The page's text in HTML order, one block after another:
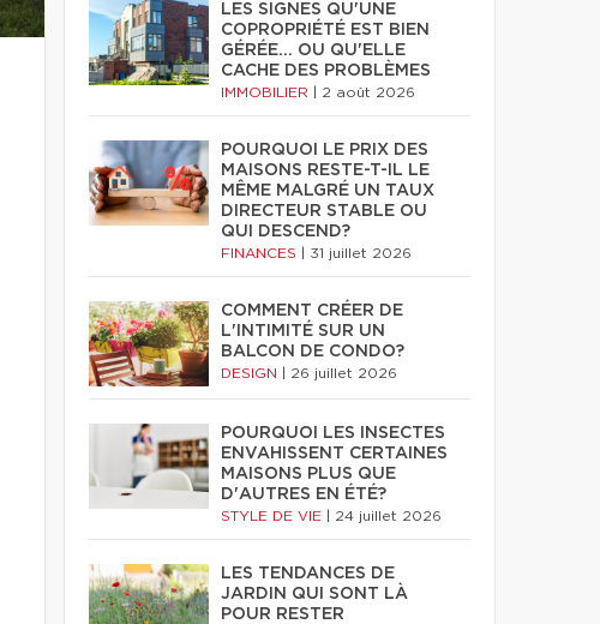
LES SIGNES QU'UNE
COPROPRIÉTÉ EST BIEN
GÉRÉE… OU QU'ELLE
CACHE DES PROBLÈMES
IMMOBILIER 2 août 2026
POURQUOI LE PRIX DES
MAISONS RESTE-T-IL LE
MÊME MALGRÉ UN TAUX
DIRECTEUR STABLE OU
QUI DESCEND?
FINANCES 31 juillet 2026
COMMENT CRÉER DE
L'INTIMITÉ SUR UN
BALCON DE CONDO?
DESIGN 26 juillet 2026
POURQUOI LES INSECTES
ENVAHISSENT CERTAINES
MAISONS PLUS QUE
D'AUTRES EN ÉTÉ?
STYLE DE VIE 24 juillet 2026
LES TENDANCES DE
JARDIN QUI SONT LÀ
POUR RESTER